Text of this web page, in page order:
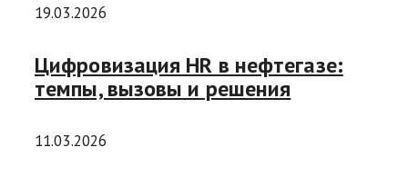
19.03.2026
Цифровизация HR в нефтегазе:
темпы, вызовы и решения
11.03.2026